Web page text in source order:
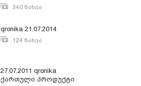
პროდუქტი. უხვი
ბაზარზე.
340 ნახვა
qronika 21.07.2014
124 ნახვა
27.07.2011 qronika
ქართული პროდუქტი